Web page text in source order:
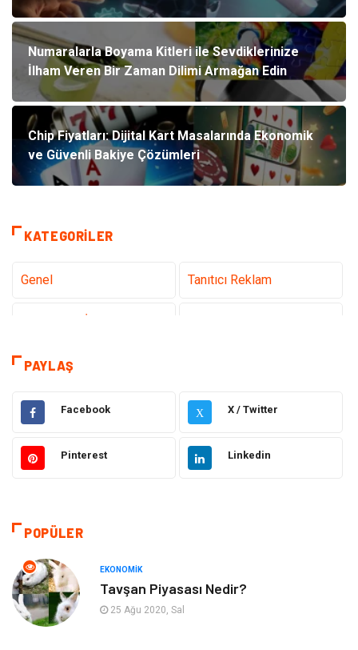
Numaralarla Boyama Kitleri ile Sevdiklerinize
İlham Veren Bir Zaman Dilimi Armağan Edin
Chip Fiyatları: Dijital Kart Masalarında Ekonomik
ve Güvenli Bakiye Çözümleri
KATEGORILER
Genel Tanıtıcı Reklam
teknoloji
Hukuk Giyim
Elektronik Makine
Sağlıklı Yaşam
Otomotiv
Tatil
PAYLAŞ
Facebook X X / Twitter
Pinterest Linkedin
POPÜLER
EKONOMIK
Tavşan Piyasası Nedir?
25 Ağu 2020, Sal